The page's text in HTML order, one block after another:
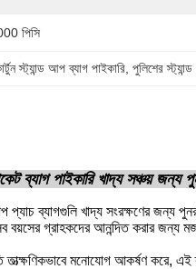
পিসি
স্ট্যান্ড আপ ব্যাগ পাইকারি , পুলিশের
ব্যাগ পাইকারি খাদ্য সঞ্চয় জন্য
প্যাচ ব্যাগগুলি খাদ্য সংরক্ষণের
গ্রাহকদের আনন্দিত করার জন্য
তাত্ক্ষণিকভাবে মনোযোগ আকর্ষণ করে,